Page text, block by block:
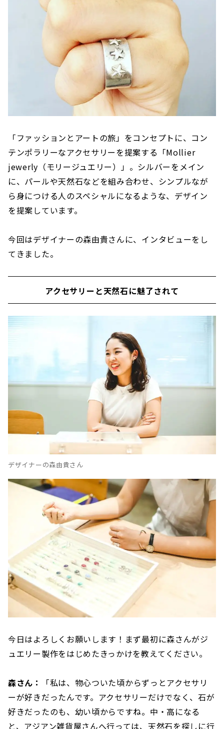
「ファッションとアートの旅」をコンセプトに、コン
テンポラリーなアクセサリーを提案する​「Mollier
jewerly（モリージュエリー）」。シルバーをメイン
に、パールや天然石などを組み合わせ、シンプルなが
ら身につける人のスペシャルになるような、デザイン
を提案しています。
今回はデザイナーの森由貴さんに、インタビューをし
てきました。
アクセサリーと天然石に魅了されて
デザイナーの森由貴さん
今日はよろしくお願いします！まず最初に森さんがジ
ュエリー製作をはじめたきっかけを教えてください。
森さん：
「私は、物心ついた頃からずっとアクセサリ
ーが好きだったんです。アクセサリーだけでなく、石が
好きだったのも、幼い頃からですね。中・高になる
と、アジアン雑貨屋さんへ行っては、天然石を探しに行